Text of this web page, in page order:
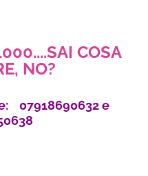
COSA
NO?
07918690632 e